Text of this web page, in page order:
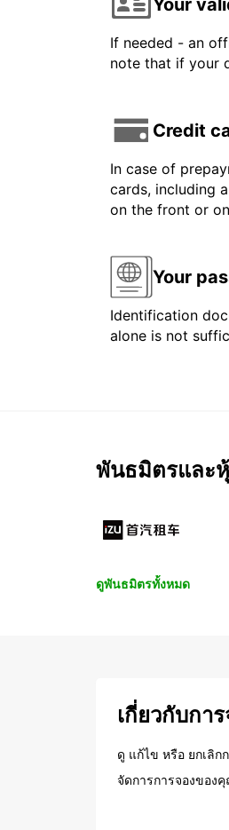
If needed - an
note that if your
Credit
In case of
cards, including
on the front or
Your
Identification
alone is not
พันธมิตรและ
ดูพันธมิตรทั้งหมด
เกี่ยวกับกา
ดู แก้ไข หรือ ยกเลิก
จัดการการจองของ